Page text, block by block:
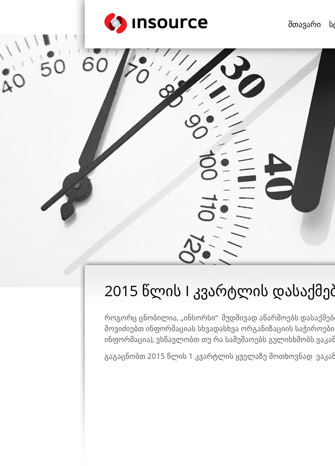
მთავარი
2015 წლის I კვარტლის
როგორც ცნობილია, „ინსორსი“ მუდმივად აწარმოებს
მოვიძიებთ ინფორმაციას სხვადასხვა ორგანიზაციის
ინფორმაცია), ვსწავლობთ თუ რა სამუშაოებს გულისხმობს
გაგაცნობთ 2015 წლის 1 კვარტლის ყველაზე მოთხოვნად